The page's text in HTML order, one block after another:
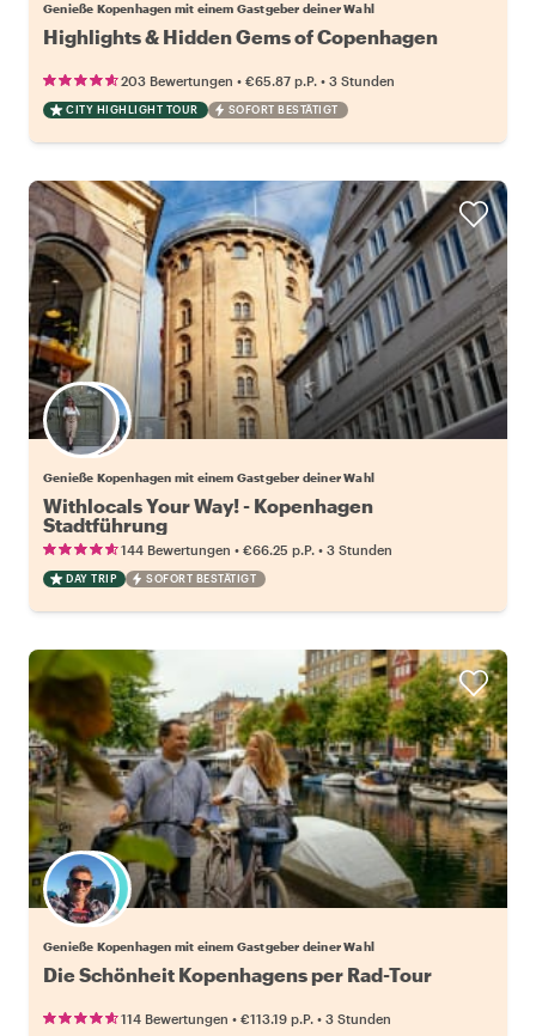
Genieße Kopenhagen mit einem Gastgeber deiner Wahl
Highlights & Hidden Gems of Copenhagen
203 Bewertungen • €65.87 p.P. • 3 Stunden
CITY HIGHLIGHT TOUR SOFORT BESTÄTIGT
Wähle deinen Lieblingsgastgeber
Genieße Kopenhagen mit einem Gastgeber deiner Wahl
Withlocals Your Way! - Kopenhagen
Stadtführung
144 Bewertungen • €66.25 p.P. • 3 Stunden
DAY TRIP SOFORT BESTÄTIGT
Wähle deinen Lieblingsgastgeber
Genieße Kopenhagen mit einem Gastgeber deiner Wahl
Die Schönheit Kopenhagens per Rad-Tour
114 Bewertungen • €113.19 p.P. • 3 Stunden